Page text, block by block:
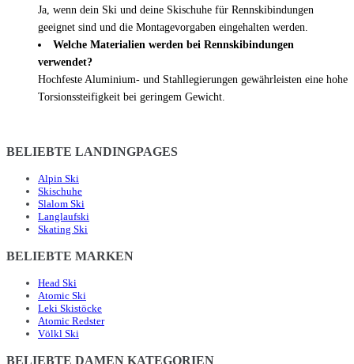
Ja, wenn dein Ski und deine Skischuhe für Rennskibindungen
geeignet sind und die Montagevorgaben eingehalten werden.
Welche Materialien werden bei Rennskibindungen
verwendet?
Hochfeste Aluminium- und Stahllegierungen gewährleisten eine hohe
Torsionssteifigkeit bei geringem Gewicht.
BELIEBTE LANDINGPAGES
Alpin Ski
Skischuhe
Slalom Ski
Langlaufski
Skating Ski
BELIEBTE MARKEN
Head Ski
Atomic Ski
Leki Skistöcke
Atomic Redster
Völkl Ski
BELIEBTE DAMEN KATEGORIEN